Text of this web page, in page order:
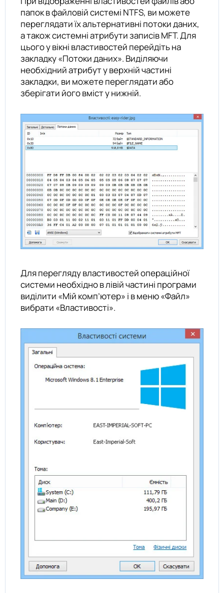
папок в файловій системі NTFS, ви можете
переглядати їх альтернативні потоки даних,
а також системні атрибути записів MFT. Для
цього у вікні властивостей перейдіть на
закладку «Потоки даних». Виділяючи
необхідний атрибут у верхній частині
закладки, ви можете переглядати або
зберігати його вміст у нижній.
Для перегляду властивостей операційної
системи необхідно в лівій частині програми
виділити «Мій комп’ютер» і в меню «Файл»
вибрати «Властивості».